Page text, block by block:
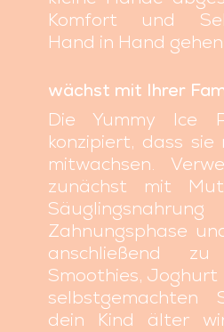
Komfort und
Hand in Hand
wächst mit Ihrer
Die Yummy Ice
konzipiert, dass sie
mitwachsen.
zunächst mit
Zahnungsphase
anschließend zu
Smoothies, Joghurt
selbstgemachten
dein Kind älter